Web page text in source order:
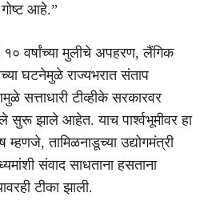
गोष्ट आहे.”
वर्षांच्या मुलीचे अपहरण, लैंगिक
घटनेमुळे राज्यभरात संताप
सत्ताधारी टीव्हीके सरकारवर
झाले आहेत. याच पार्श्वभूमीवर हा
म्हणजे, तामिळनाडूच्या उद्योगमंत्री
संवाद साधताना हसताना
टीका झाली.